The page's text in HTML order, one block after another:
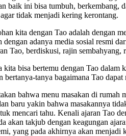
baik ini bisa tumbuh, berkembang,
tidak menjadi kering kerontang.
kita dengan Tao adalah dengan
dengan adanya media sosial resmi
Tao, berdiskusi, rajin sembahyang,
kita bisa bertemu dengan Tao
bertanya-tanya bagaimana Tao
bahwa menu masakan di
baru yakin bahwa masakannya
mencari tahu. Kenali ajaran Tao
akan takjub dengan keagungan
yang pada akhirnya akan